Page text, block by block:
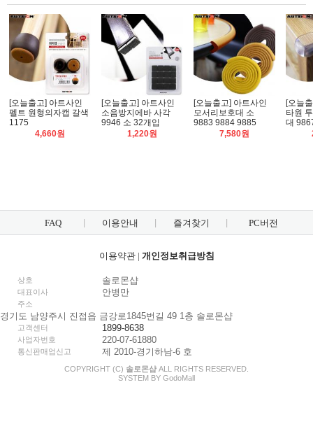
[오늘출고] 아트사인
펠트 원형의자캡 갈색
1175
4,660원
[오늘출고] 아트사인
소음방지에바 사각
9946 소 32개입
1,220원
[오늘출고] 아트사인
모서리보호대 소
9883 9884 9885
7,580원
[오늘
타원
대
FAQ 이용안내 즐겨찾기 PC버전
이용약관| 개인정보취급방침
상호 솔로몬샵
대표이사 안병만
주소
경기도 남양주시 진접읍 금강로1845번길 49 1층 솔로몬샵
고객센터 1899-8638
사업자번호 220-07-61880
통신판매업신고 제 2010-경기하남-6 호
COPYRIGHT (C) 솔로몬샵 ALL RIGHTS RESERVED.
SYSTEM BY GodoMall